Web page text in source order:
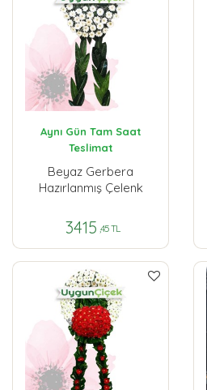
Aynı Gün Tam Saat
Teslimat
Beyaz Gerbera
Hazırlanmış Çelenk
3415 ,45 TL